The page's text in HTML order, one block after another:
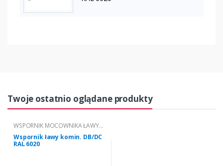
Twoje ostatnio oglądane produkty
WSPORNIK MOCOWNIKA ŁAWY
KOMINIARSKIEJ "DB/DC"
Wspornik ławy komin. DB/DC
RAL 6020